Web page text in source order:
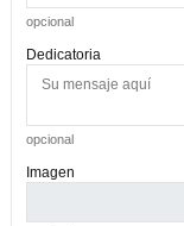
opcional
Dedicatoria
opcional
Imagen